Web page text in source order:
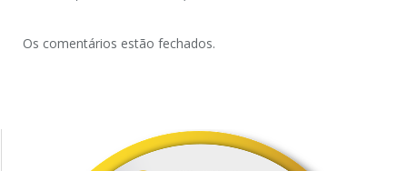
Os comentários estão fechados.